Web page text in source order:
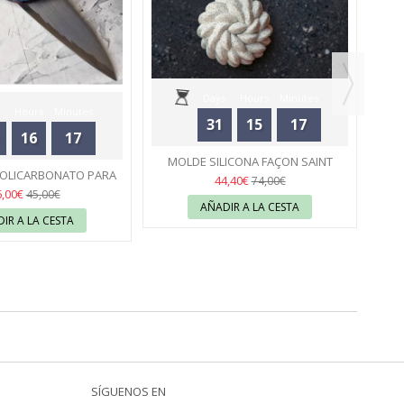
16 17
51
PARA
HEDGEHOG
45,00€
A LA CESTA
31 15 17
50
MOLDE SILICONA FAÇON SAINT
HONORÉ 40X30 CÉDRIC GROLET -...
44,40€74,00€
AÑADIR A LA CESTA
SÍGUENOS EN